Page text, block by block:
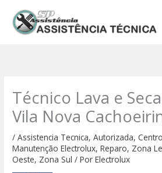
para
Técnico Lava e
Vila Nova
/Assistencia Tecnica,Autorizada,Centro
Manutenção Electrolux,Reparo, Zona
Oeste, Zona Sul / PorElectrolux